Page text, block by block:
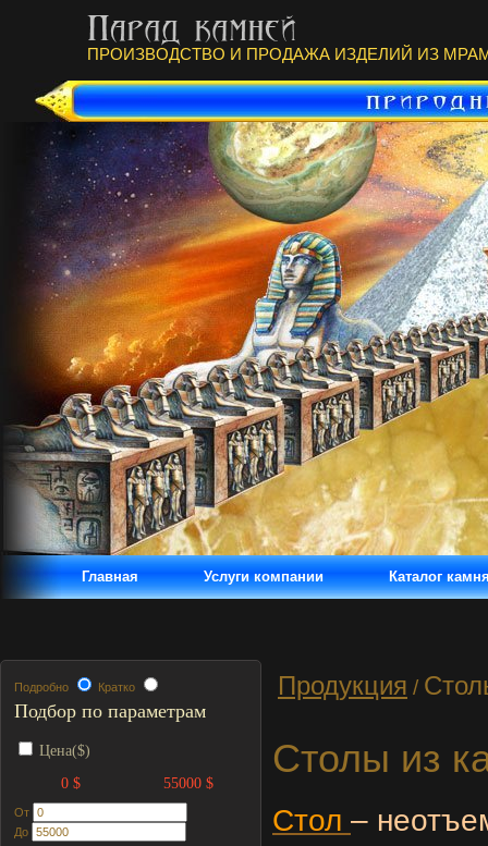
ПРОИЗВОДСТВО И ПРОДАЖА ИЗДЕЛИЙ ИЗ
Главная Услуги компании Каталог
Подробно Кратко
Подбор по параметрам
Цена($)
0 $
55000 $
От
До
Продукция /
Столы из
Стол –